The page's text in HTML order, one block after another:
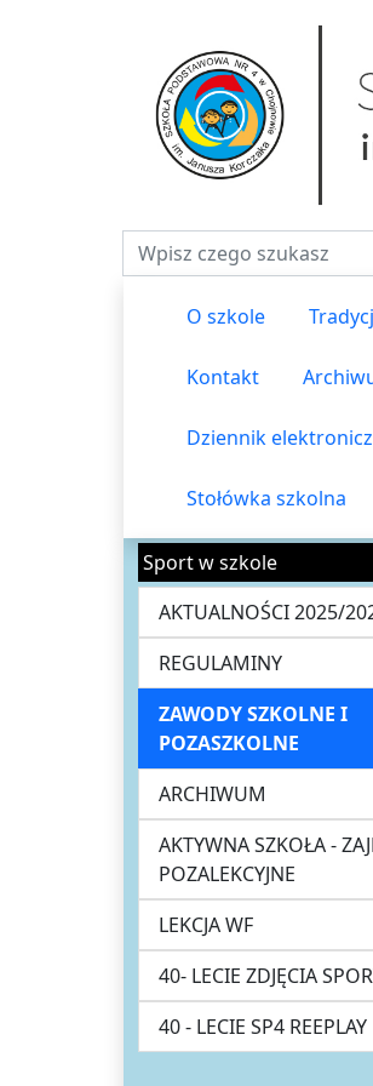
Fraza do wyszukiwania
O szkole
Kontakt
Dziennik
Stołówka szkolna
Sport w szkole
AKTUALNOŚCI 2025/
REGULAMINY
ZAWODY SZKOLNE I
POZASZKOLNE
ARCHIWUM
AKTYWNA SZKOŁA -
POZALEKCYJNE
LEKCJA WF
40- LECIE ZDJĘCIA
40 - LECIE SP4 REEPLAY